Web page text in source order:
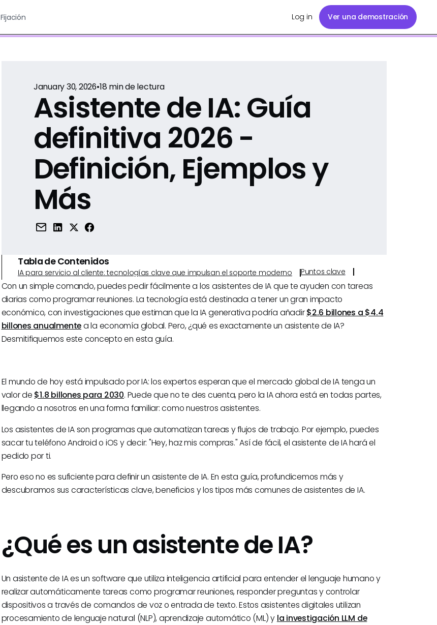
Fijación Log in Ver una demostración
January 30, 2026•18min de lectura
Asistente de IA: Guía
definitiva 2026 -
Definición, Ejemplos y
Más
Tabla de Contenidos
IA para servicio al cliente: tecnologías clave que impulsan el soporte moderno Puntos clave
Con un simple comando, puedes pedir fácilmente a los asistentes de IA que te ayuden con tareas
diarias como programar reuniones. La tecnología está destinada a tener un gran impacto
económico, con investigaciones que estiman que la IA generativa podría añadir$2.6 billones a $4.4
billones anualmentea la economía global. Pero, ¿qué es exactamente un asistente de IA?
Desmitifiquemos este concepto en esta guía.
El mundo de hoy está impulsado por IA: los expertos esperan que el mercado global de IA tenga un
valor de $1.8 billones para 2030. Puede que no te des cuenta, pero la IA ahora está en todas partes,
llegando a nosotros en una forma familiar: como nuestros asistentes.
Los asistentes de IA son programas que automatizan tareas y flujos de trabajo. Por ejemplo, puedes
sacar tu teléfono Android o iOS y decir: "Hey, haz mis compras." Así de fácil, el asistente de IA hará el
pedido por ti.
Pero eso no es suficiente para definir un asistente de IA. En esta guía, profundicemos más y
descubramos sus características clave, beneficios y los tipos más comunes de asistentes de IA.
¿Qué es un asistente de IA?
Un asistente de IA es un software que utiliza inteligencia artificial para entender el lenguaje humano y
realizar automáticamente tareas como programar reuniones, responder preguntas y controlar
dispositivos a través de comandos de voz o entrada de texto. Estos asistentes digitales utilizan
procesamiento de lenguaje natural (NLP), aprendizaje automático (ML) y la investigación LLM de